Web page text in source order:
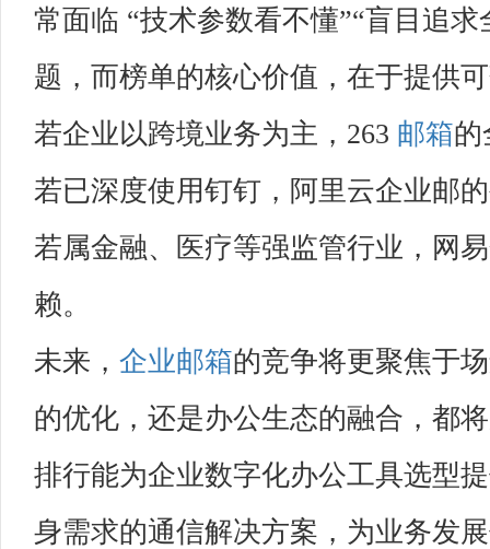
常面临 “技术参数看不懂”“盲目追
题，而榜单的核心价值，在于提供
若企业以跨境业务为主，263 邮箱的
若已深度使用钉钉，阿里云企业邮
若属金融、医疗等强监管行业，网
赖。
未来， 企业邮箱的竞争将更聚焦于
的优化，还是办公生态的融合，都
排行能为企业数字化办公工具选型
身需求的通信解决方案，为业务发